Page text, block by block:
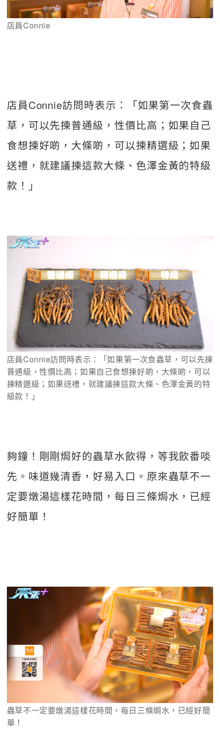
店員Connie
店員Connie訪問時表示：「如果第一次食蟲
草，可以先揀普通級，性價比高；如果自己
食想揀好啲，大條啲，可以揀精選級；如果
送禮，就建議揀這款大條、色澤金黃的特級
款！」
店員Connie訪問時表示：「如果第一次食蟲草，可以先揀
普通級，性價比高；如果自己食想揀好啲，大條啲，可以
揀精選級；如果送禮，就建議揀這款大條、色澤金黃的特
級款！」
夠鐘！剛剛焗好的蟲草水飲得，等我飲番啖
先。味道幾清香，好易入口。原來蟲草不一
定要燉湯這樣花時間，每日三條焗水，已經
好簡單！
蟲草不一定要燉湯這樣花時間，每日三條焗水，已經好簡
單！